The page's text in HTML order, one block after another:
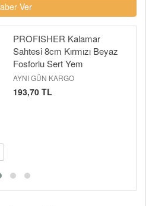
Ver
PROFISHER Kalamar
Sahtesi 8cm Kırmızı Beyaz
Fosforlu Sert Yem
AYNI GÜN KARGO
193,70 TL